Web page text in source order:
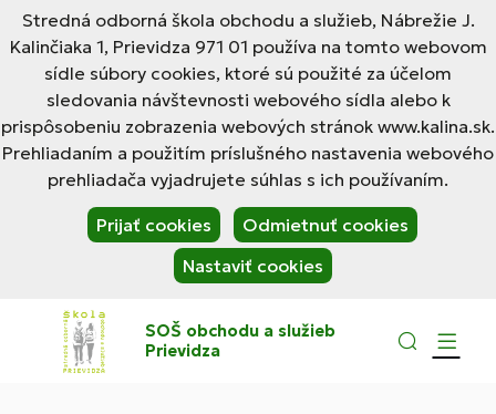
Stredná odborná škola obchodu a služieb, Nábrežie J.
Kalinčiaka 1, Prievidza 971 01 používa na tomto webovom
sídle súbory cookies, ktoré sú použité za účelom
sledovania návštevnosti webového sídla alebo k
prispôsobeniu zobrazenia webových stránok www.kalina.sk.
Prehliadaním a použitím príslušného nastavenia webového
prehliadača vyjadrujete súhlas s ich používaním.
Prijať cookies
Odmietnuť cookies
Nastaviť cookies
SOŠ obchodu a služieb
Prievidza